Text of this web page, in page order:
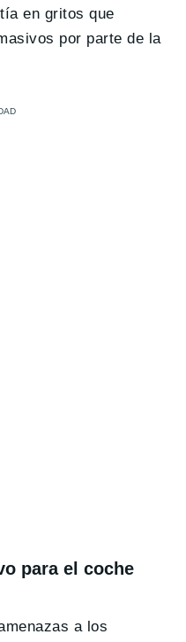
en gritos que
por parte de la
para el coche
a los